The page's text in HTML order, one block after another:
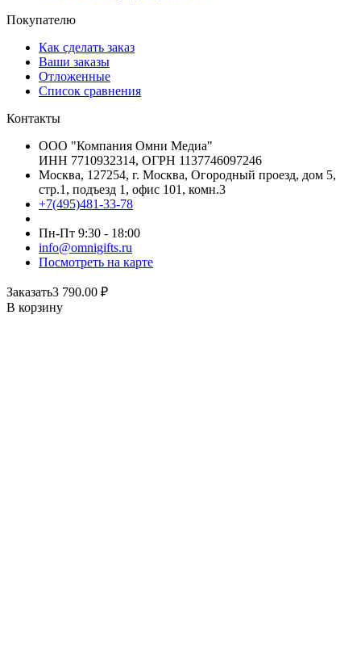
Покупателю
Как сделать заказ
Ваши заказы
Отложенные
Список сравнения
Контакты
ООО "Компания Омни Медиа"
ИНН 7710932314, ОГРН 1137746097246
Москва, 127254, г. Москва, Огородный проезд, дом 5,
стр.1, подъезд 1, офис 101, комн.3
+7(495)481-33-78
Пн-Пт 9:30 - 18:00
info@omnigifts.ru
Посмотреть на карте
Заказать3 790.00 ₽
В корзину